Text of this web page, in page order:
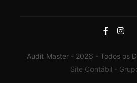
Audit Master - 2026 - Todos os
Site Contábil -